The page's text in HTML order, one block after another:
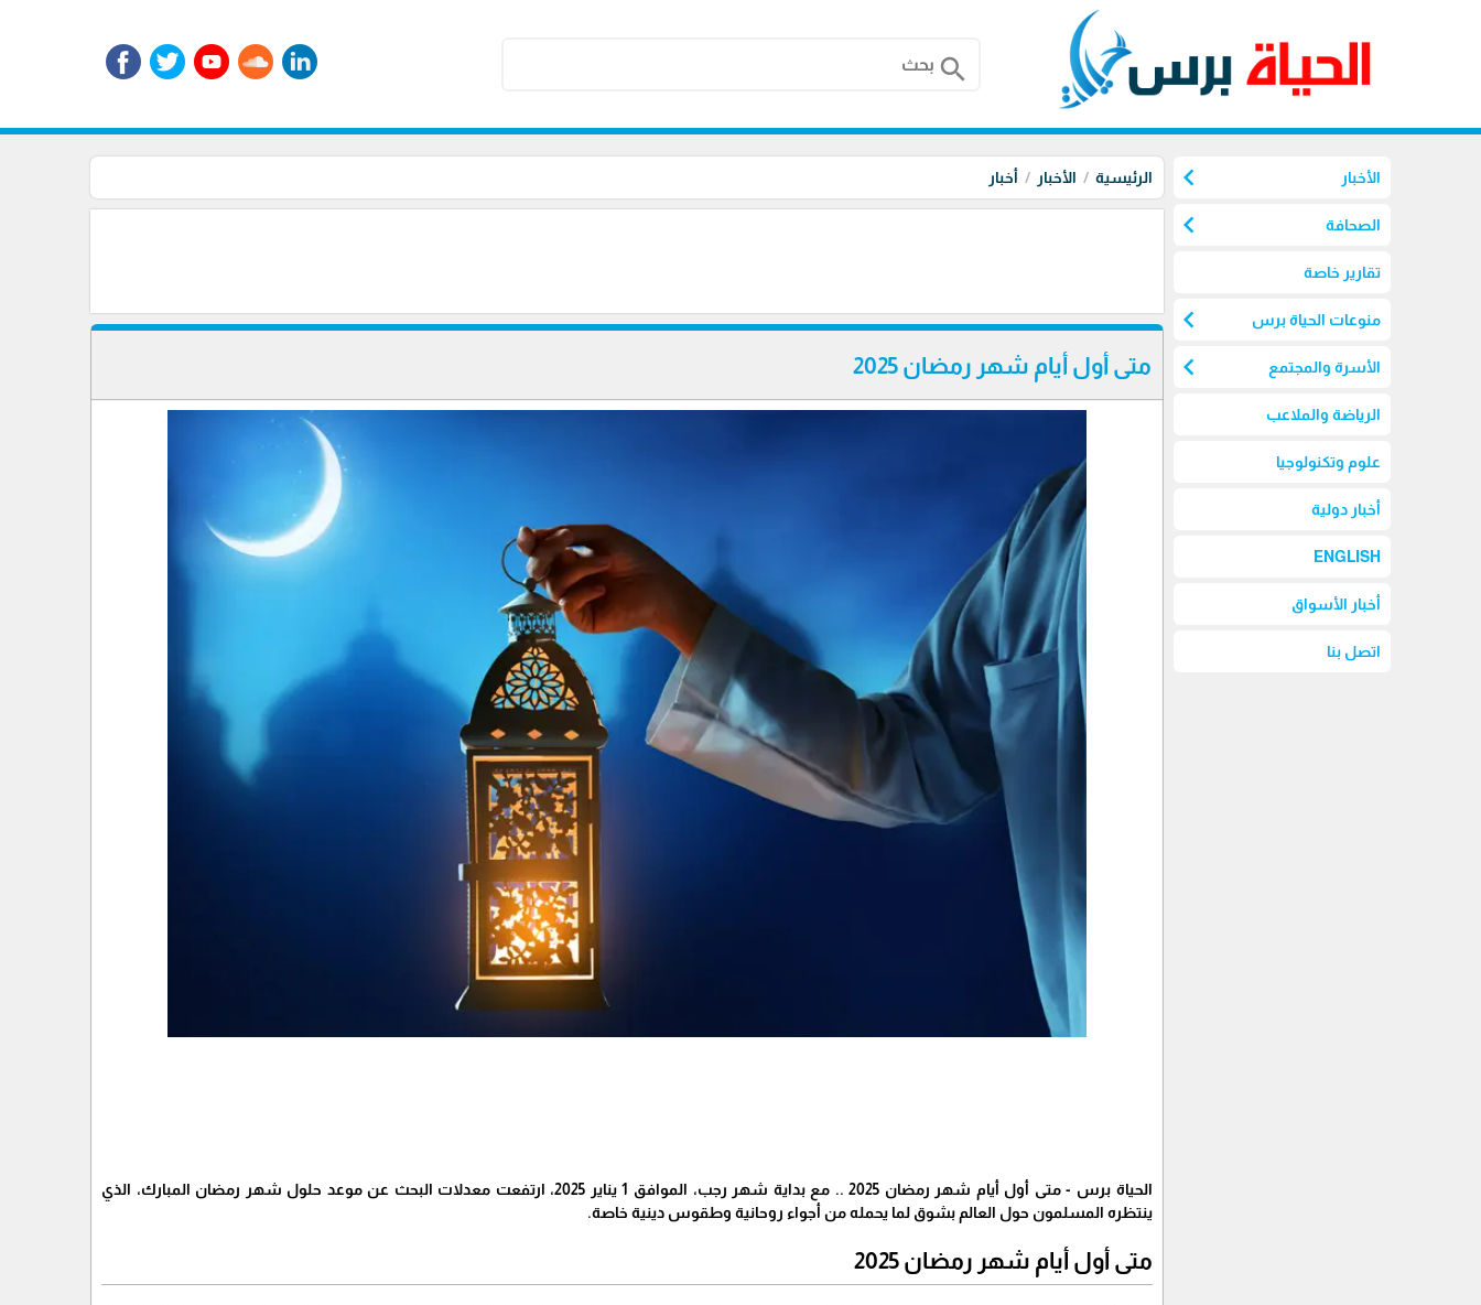
search
الأخبار chevron_left
الصحافة chevron_left
تقارير خاصة
منوعات الحياة برس chevron_left
الأسرة والمجتمع chevron_left
الرياضة والملاعب
علوم وتكنولوجيا
أخبار دولية
ENGLISH
أخبار الأسواق
اتصل بنا
الرئيسية الأخبار أخبار
متى أول أيام شهر رمضان 2025
الحياة برس - متى أول أيام شهر رمضان 2025 .. مع بداية شهر رجب، الموافق 1 يناير 2025، ارتفعت معدلات البحث عن موعد حلول شهر رمضان المبارك، الذي
ينتظره المسلمون حول العالم بشوق لما يحمله من أجواء روحانية وطقوس دينية خاصة.
متى أول أيام شهر رمضان 2025